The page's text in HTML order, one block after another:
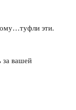
эти.
за вашей